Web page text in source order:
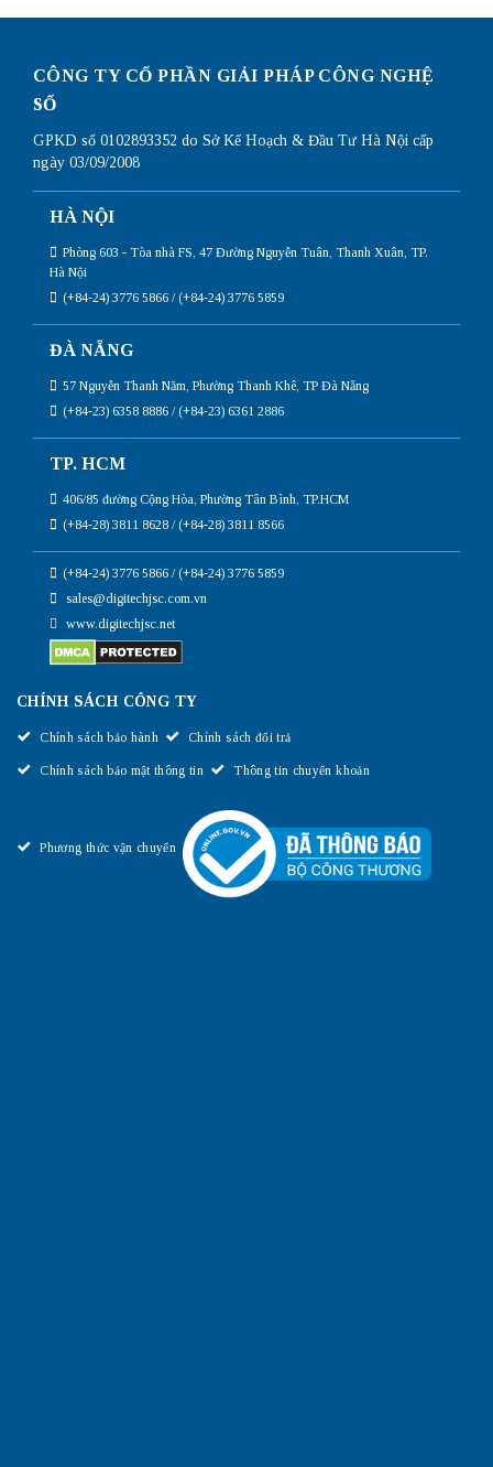
CÔNG TY CỔ PHẦN GIẢI PHÁP CÔNG NGHỆ
SỐ
GPKD số 0102893352 do Sở Kế Hoạch & Đầu Tư Hà Nội cấp
ngày 03/09/2008
HÀ NỘI
Phòng 603 - Tòa nhà FS, 47 Đường Nguyễn Tuân, Thanh Xuân, TP.
Hà Nội
(+84-24) 3776 5866 / (+84-24) 3776 5859
ĐÀ NẴNG
57 Nguyễn Thanh Năm, Phường Thanh Khê, TP Đà Nẵng
(+84-23) 6358 8886 / (+84-23) 6361 2886
TP. HCM
406/85 đường Cộng Hòa, Phường Tân Bình, TP.HCM
(+84-28) 3811 8628 / (+84-28) 3811 8566
(+84-24) 3776 5866 / (+84-24) 3776 5859
sales@digitechjsc.com.vn
www.digitechjsc.net
CHÍNH SÁCH CÔNG TY
Chính sách bảo hành Chính sách đổi trả
Chính sách bảo mật thông tin Thông tin chuyển khoản
Phương thức vận chuyển